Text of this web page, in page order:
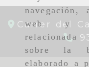
web y
relacionada
sobre la
elaborado a
Carrer del